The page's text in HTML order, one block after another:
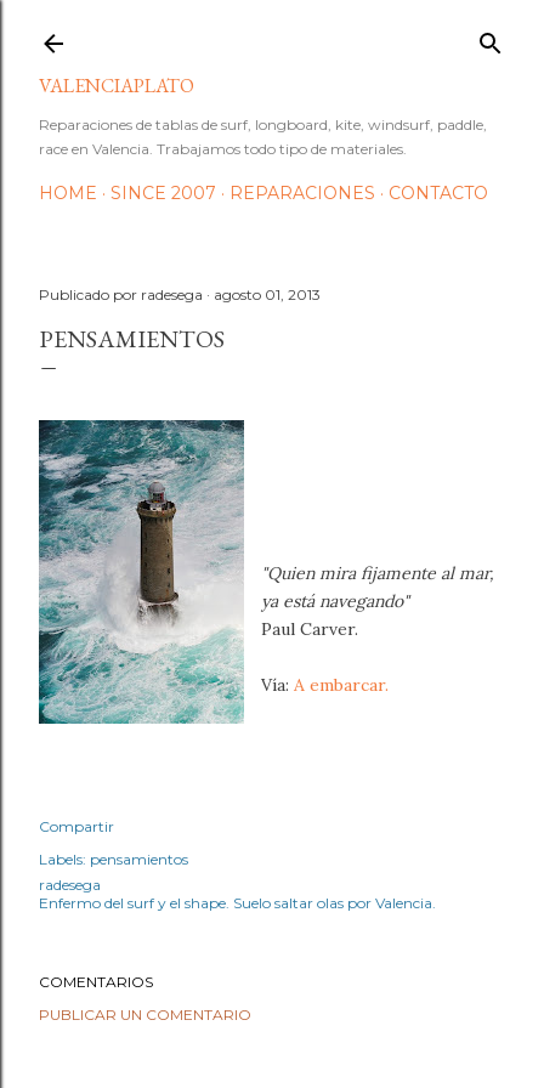
VALENCIAPLATO
Reparaciones de tablas de surf, longboard, kite, windsurf, paddle,
race en Valencia. Trabajamos todo tipo de materiales.
HOME SINCE 2007 REPARACIONES CONTACTO
Publicado por radesega agosto 01, 2013
PENSAMIENTOS
"Quien mira fijamente al mar,
ya está navegando"
Paul Carver.
Vía: A embarcar.
Compartir
Labels: pensamientos
radesega
Enfermo del surf y el shape. Suelo saltar olas por Valencia.
COMENTARIOS
PUBLICAR UN COMENTARIO